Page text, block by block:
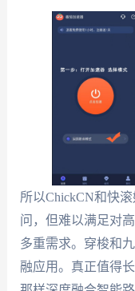
所以ChickCN和快
问，但难以满足对
多重需求。穿梭和
融应用。真正值得